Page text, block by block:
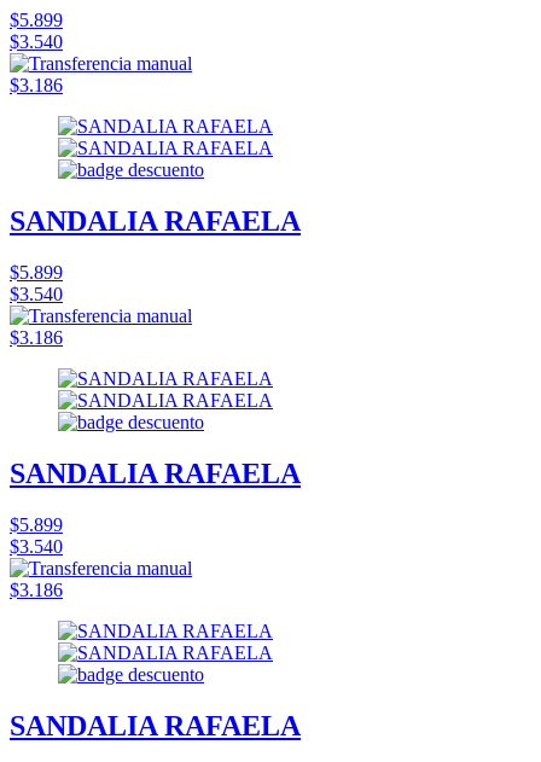
$5.899
$3.540
$3.186
SANDALIA RAFAELA
$5.899
$3.540
$3.186
SANDALIA RAFAELA
$5.899
$3.540
$3.186
SANDALIA RAFAELA